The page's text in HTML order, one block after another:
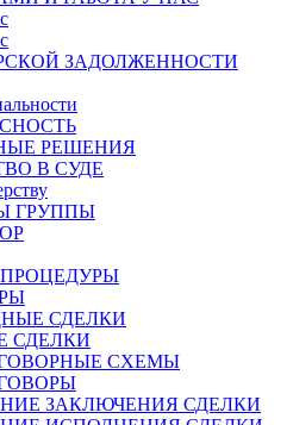
ЗАДОЛЖЕННОСТИ
РЕШЕНИЯ
В СУДЕ
ГРУППЫ
СДЕЛКИ
СДЕЛКИ
СХЕМЫ
ЗАКЛЮЧЕНИЯ СДЕЛКИ